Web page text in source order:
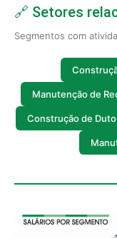
🔗 Setores
Segmentos com
Manutenção de
Construção de